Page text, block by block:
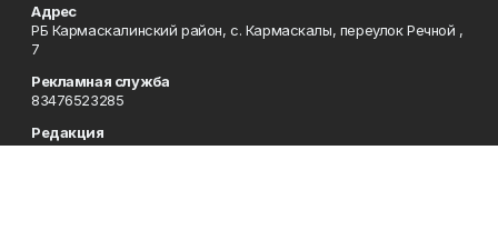
Адрес
РБ Кармаскалинский район, с. Кармаскалы, переулок Речной ,
7
Рекламная служба
83476523285
Редакция
83476523283